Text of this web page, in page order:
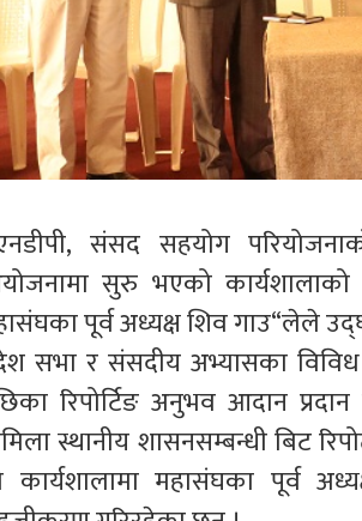
संसद सहयोग
सुरु भएको कार्यशालाको
पूर्व अध्यक्ष शिव गाउ“लेले
सभा र संसदीय अभ्यासका विविध
रिपोर्टिङ अनुभव आदान
स्थानीय शासनसम्बन्धी बिट
कार्यशालामा महासंघका पूर्व